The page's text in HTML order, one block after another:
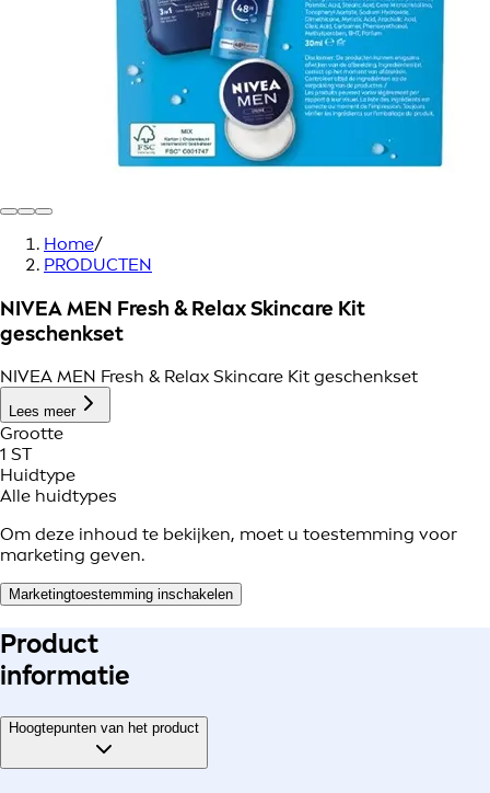
Home/
PRODUCTEN
NIVEA MEN Fresh & Relax Skincare Kit
geschenkset
NIVEA MEN Fresh & Relax Skincare Kit geschenkset
Lees meer
Grootte
1 ST
Huidtype
Alle huidtypes
Om deze inhoud te bekijken, moet u toestemming voor
marketing geven.
Marketingtoestemming inschakelen
Product
informatie
Hoogtepunten van het product